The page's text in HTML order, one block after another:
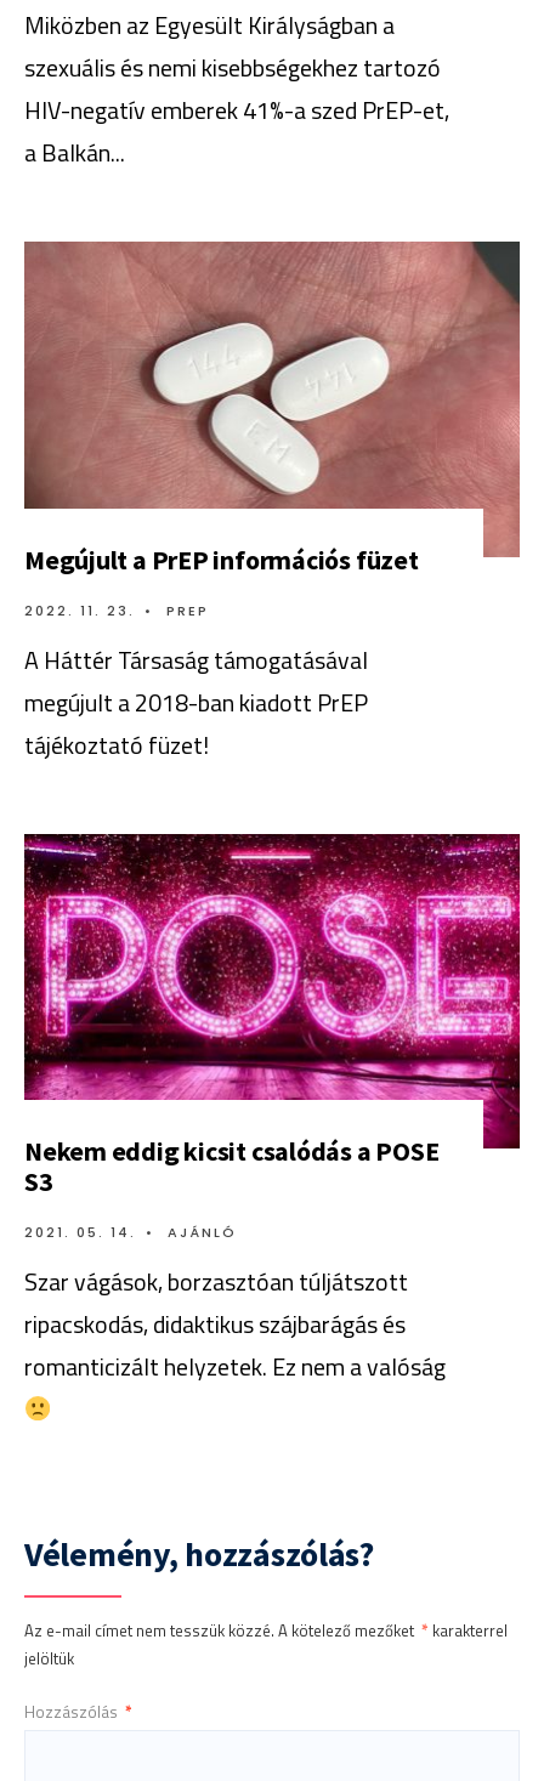
Miközben az Egyesült Királyságban a
szexuális és nemi kisebbségekhez tartozó
HIV-negatív emberek 41%-a szed PrEP-et,
a Balkán...
Megújult a PrEP információs füzet
2022. 11. 23. • PREP
A Háttér Társaság támogatásával
megújult a 2018-ban kiadott PrEP
tájékoztató füzet!
Nekem eddig kicsit csalódás a POSE
S3
2021. 05. 14. • AJÁNLÓ
Szar vágások, borzasztóan túljátszott
ripacskodás, didaktikus szájbarágás és
romanticizált helyzetek. Ez nem a valóság
Vélemény, hozzászólás?
Az e-mail címet nem tesszük közzé. A kötelező mezőket * karakterrel
jelöltük
Hozzászólás *